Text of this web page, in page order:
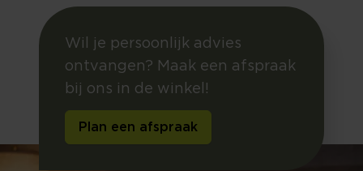
Wil je persoonlijk advies
ontvangen? Maak een afspraak
bij ons in de winkel!
Plan een afspraak